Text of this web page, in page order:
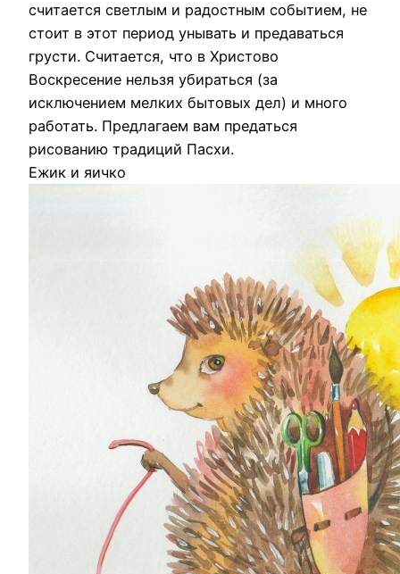
считается светлым и радостным событием, не
стоит в этот период унывать и предаваться
грусти. Считается, что в Христово
Воскресение нельзя убираться (за
исключением мелких бытовых дел) и много
работать. Предлагаем вам предаться
рисованию традиций Пасхи.
Ежик и яичко